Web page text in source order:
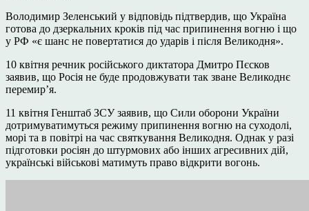
Володимир Зеленський у відповідь підтвердив, що Україна
готова до дзеркальних кроків під час припинення вогню і що
у РФ «є шанс не повертатися до ударів і після Великодня».
10 квітня речник російського диктатора Дмитро Пєсков
заявив, що Росія не буде продовжувати так зване Великоднє
перемир’я.
11 квітня Генштаб ЗСУ заявив, що Сили оборони України
дотримуватимуться режиму припинення вогню на суходолі,
морі та в повітрі на час святкування Великодня. Однак у разі
підготовки росіян до штурмових або інших агресивних дій,
українські військові матимуть право відкрити вогонь.